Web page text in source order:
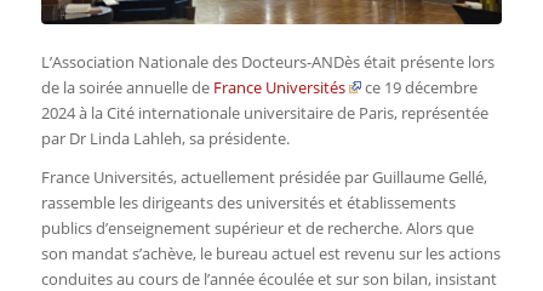
L’Association Nationale des Docteurs-ANDès était présente lors
de la soirée annuelle de France Universités
ce 19 décembre
2024 à la Cité internationale universitaire de Paris, représentée
par Dr Linda Lahleh, sa présidente.
France Universités, actuellement présidée par Guillaume Gellé,
rassemble les dirigeants des universités et établissements
publics d’enseignement supérieur et de recherche. Alors que
son mandat s’achève, le bureau actuel est revenu sur les actions
conduites au cours de l’année écoulée et sur son bilan, insistant